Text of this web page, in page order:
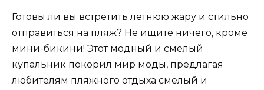
Готовы ли вы встретить летнюю жару и стильно
отправиться на пляж? Не ищите ничего, кроме
мини-бикини! Этот модный и смелый
купальник покорил мир моды, предлагая
любителям пляжного отдыха смелый и